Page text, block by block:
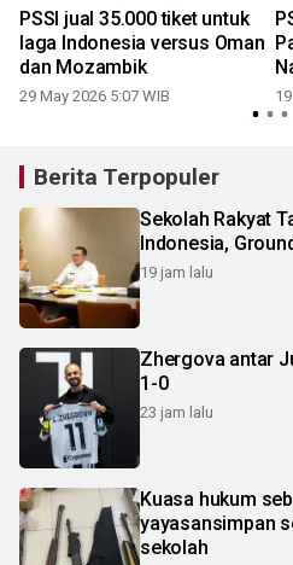
PSSI jual 35.000 tiket untuk
laga Indonesia versus Oman
dan Mozambik
29 May 2026 5:07 WIB
Berita Terpopuler
Sekolah Rakyat
Indonesia,
19 jam lalu
Zhergova antar
1-0
23 jam lalu
Kuasa hukum
yayasansimpan
sekolah